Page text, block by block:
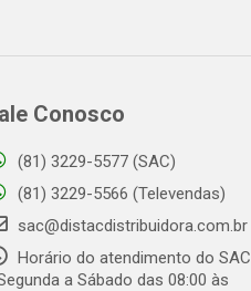
Conosco
(81) 3229-5577 (SAC)
(81) 3229-5566 (Televendas)
sac@distacdistribuidora.com.br
Horário do atendimento do SAC
a Sábado das 08:00 às